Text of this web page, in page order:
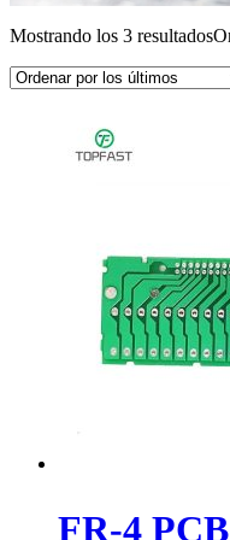
Mostrando los 3 resultados
FR-4 PCB